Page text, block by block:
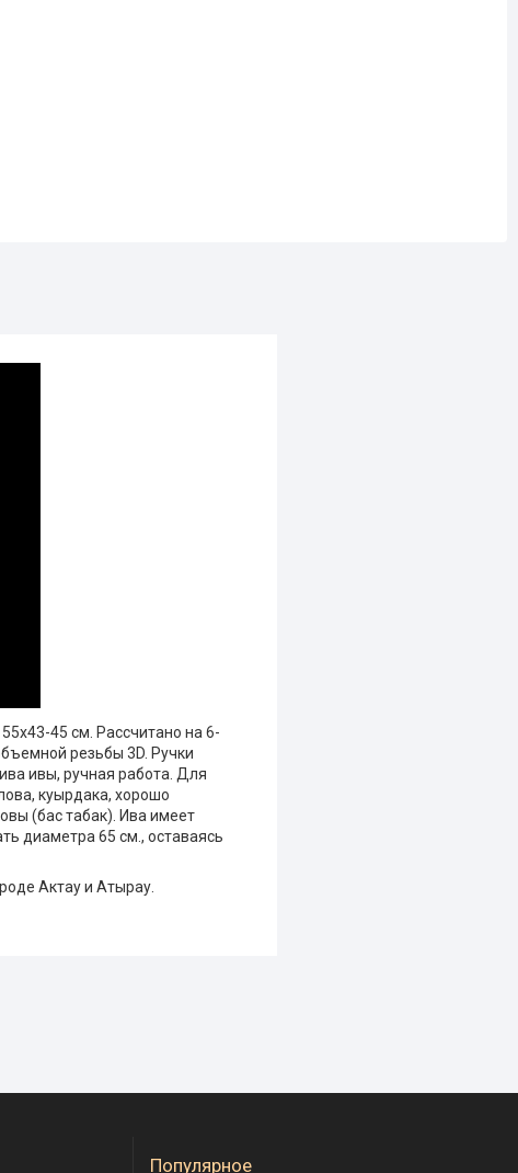
45 см. Рассчитано на 6-
резьбы 3D. Ручки
ивы, ручная работа. Для
куырдака, хорошо
(бас табак). Ива имеет
диаметра 65 см., оставаясь
Актау и Атырау.
Популярное